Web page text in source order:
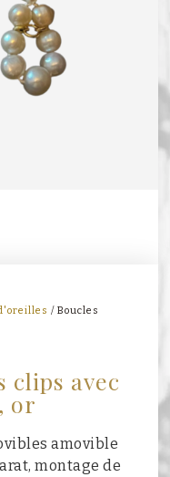
/ Boucles
clips avec
or
amovible
montage de